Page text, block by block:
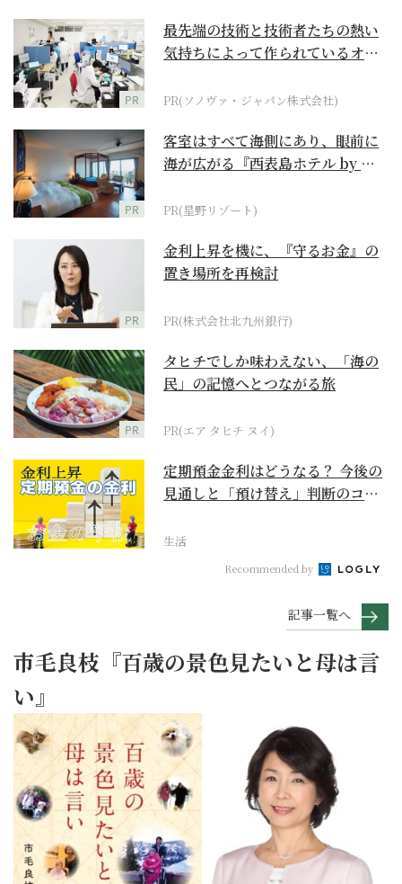
PR
最先端の技術と技術者たちの熱い
気持ちによって作られているオー
PR(ソノヴァ・ジャパン株式会社)
PR
客室はすべて海側にあり、眼前に
海が広がる『西表島ホテル by 星
PR(星野リゾート)
PR
金利上昇を機に、『守るお金』の
置き場所を再検討
PR(株式会社北九州銀行)
PR
タヒチでしか味わえない、「海の
民」の記憶へとつながる旅
PR(エア タヒチ ヌイ)
定期預金金利はどうなる？ 今後の
見通しと「預け替え」判断のコツ
生活
Recommended by
記事一覧へ
市毛良枝『百歳の景色見たいと母は言
い』